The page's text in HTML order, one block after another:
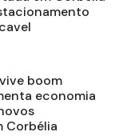
boom
economia
Corbélia